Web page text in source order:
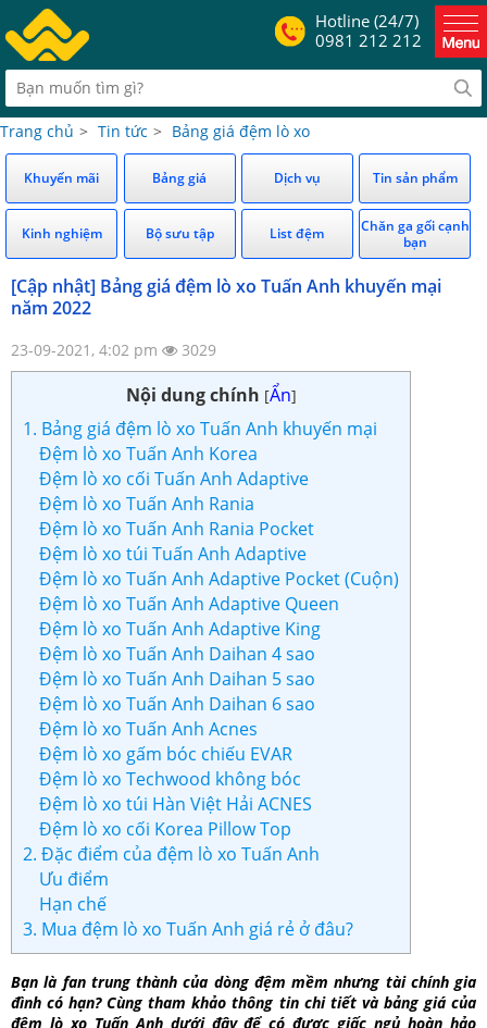
Hotline (24/7)
0981 212 212
Trang chủ > Tin tức > Bảng giá đệm lò xo
Khuyến mãi Bảng giá Dịch vụ Tin sản phẩm
Kinh nghiệm Bộ sưu tập List đệm
Chăn ga gối cạnh
bạn
[Cập nhật] Bảng giá đệm lò xo Tuấn Anh khuyến mại
năm 2022
23-09-2021, 4:02 pm 3029
Nội dung chính [Ẩn]
1. Bảng giá đệm lò xo Tuấn Anh khuyến mại
Đệm lò xo Tuấn Anh Korea
Đệm lò xo cối Tuấn Anh Adaptive
Đệm lò xo Tuấn Anh Rania
Đệm lò xo Tuấn Anh Rania Pocket
Đệm lò xo túi Tuấn Anh Adaptive
Đệm lò xo Tuấn Anh Adaptive Pocket (Cuộn)
Đệm lò xo Tuấn Anh Adaptive Queen
Đệm lò xo Tuấn Anh Adaptive King
Đệm lò xo Tuấn Anh Daihan 4 sao
Đệm lò xo Tuấn Anh Daihan 5 sao
Đệm lò xo Tuấn Anh Daihan 6 sao
Đệm lò xo Tuấn Anh Acnes
Đệm lò xo gấm bóc chiếu EVAR
Đệm lò xo Techwood không bóc
Đệm lò xo túi Hàn Việt Hải ACNES
Đệm lò xo cối Korea Pillow Top
2. Đặc điểm của đệm lò xo Tuấn Anh
Ưu điểm
Hạn chế
3. Mua đệm lò xo Tuấn Anh giá rẻ ở đâu?
Bạn là fan trung thành của dòng đệm mềm nhưng tài chính gia
đình có hạn? Cùng tham khảo thông tin chi tiết và bảng giá của
đệm lò xo Tuấn Anh dưới đây để có được giấc ngủ hoàn hảo